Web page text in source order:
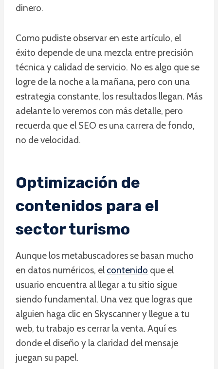
dinero.
Como pudiste observar en este artículo, el
éxito depende de una mezcla entre precisión
técnica y calidad de servicio. No es algo que se
logre de la noche a la mañana, pero con una
estrategia constante, los resultados llegan. Más
adelante lo veremos con más detalle, pero
recuerda que el SEO es una carrera de fondo,
no de velocidad.
Optimización de
contenidos para el
sector turismo
Aunque los metabuscadores se basan mucho
en datos numéricos, el contenido que el
usuario encuentra al llegar a tu sitio sigue
siendo fundamental. Una vez que logras que
alguien haga clic en Skyscanner y llegue a tu
web, tu trabajo es cerrar la venta. Aquí es
donde el diseño y la claridad del mensaje
juegan su papel.